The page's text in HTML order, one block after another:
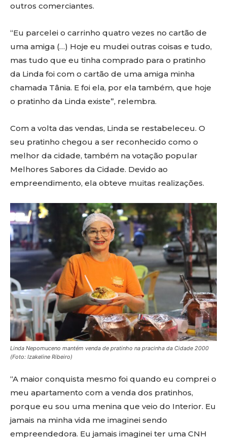
outros comerciantes.
“Eu parcelei o carrinho quatro vezes no cartão de
uma amiga (…) Hoje eu mudei outras coisas e tudo,
mas tudo que eu tinha comprado para o pratinho
da Linda foi com o cartão de uma amiga minha
chamada Tânia. E foi ela, por ela também, que hoje
o pratinho da Linda existe”, relembra.
Com a volta das vendas, Linda se restabeleceu. O
seu pratinho chegou a ser reconhecido como o
melhor da cidade, também na votação popular
Melhores Sabores da Cidade. Devido ao
empreendimento, ela obteve muitas realizações.
Linda Nepomuceno mantém venda de pratinho na pracinha da Cidade 2000
(Foto: Izakeline Ribeiro)
“A maior conquista mesmo foi quando eu comprei o
meu apartamento com a venda dos pratinhos,
porque eu sou uma menina que veio do Interior. Eu
jamais na minha vida me imaginei sendo
empreendedora. Eu jamais imaginei ter uma CNH